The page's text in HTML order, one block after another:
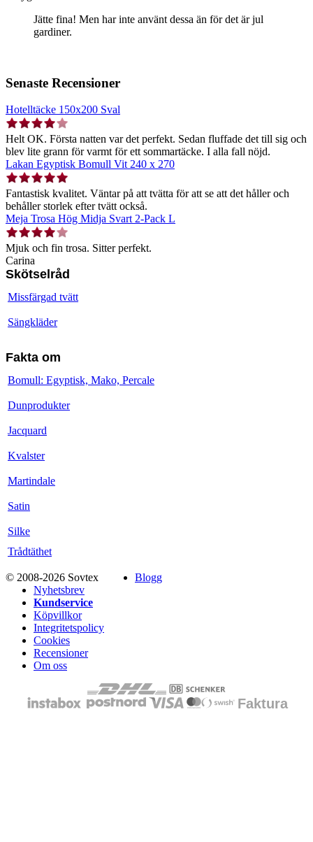
Jätte fina! Men har inte använt dessa än för det är jul
gardiner.
Senaste Recensioner
Hotelltäcke 150x200 Sval
Helt OK. Första natten var det perfekt. Sedan fluffade det till sig och
blev lite grann för varmt för ett sommartäcke. I alla fall nöjd.
Lakan Egyptisk Bomull Vit 240 x 270
Fantastisk kvalitet. Väntar på att tvätta för att se att det håller och
behåller storlek efter tvätt också.
Meja Trosa Hög Midja Svart 2-Pack L
Mjuk och fin trosa. Sitter perfekt.
Carina
Skötselråd
Missfärgad tvätt
Sängkläder
Fakta om
Bomull: Egyptisk, Mako, Percale
Dunprodukter
Jacquard
Kvalster
Martindale
Satin
Silke
Trådtäthet
© 2008-2026 Sovtex
Blogg
Nyhetsbrev
Kundservice
Köpvillkor
Integritetspolicy
Cookies
Recensioner
Om oss